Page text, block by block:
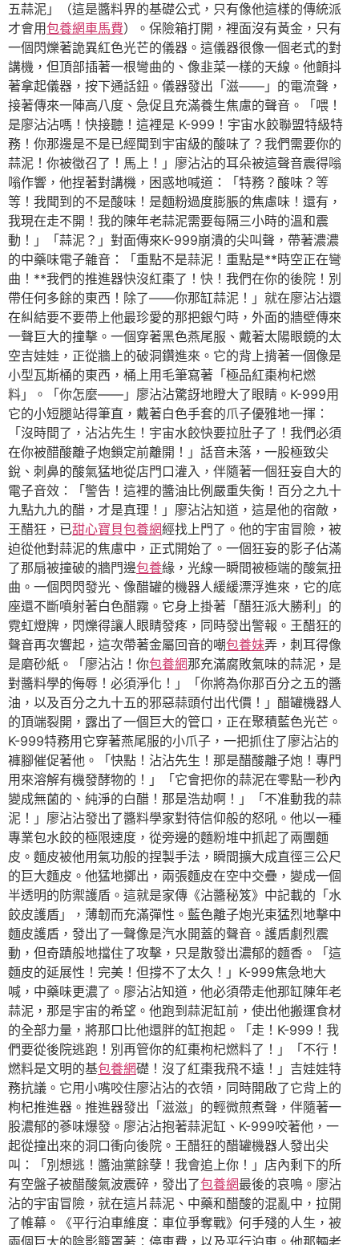
五蒜泥」（這是醬料界的基礎公式，只有像他這樣的傳統派
才會用包養網車馬費）。保險箱打開，裡面沒有黃金，只有
一個閃爍著詭異紅色光芒的儀器。這儀器很像一個老式的對
講機，但頂部插著一根彎曲的、像韭菜一樣的天線。他顫抖
著拿起儀器，按下通話鈕。儀器發出「滋——」的電流聲，
接著傳來一陣高八度、急促且充滿養生焦慮的聲音。「喂！
是廖沾沾嗎！快接聽！這裡是 K-999！宇宙水餃聯盟特級特
務！你那邊是不是已經聞到宇宙級的酸味了？我們需要你的
蒜泥！你被徵召了！馬上！」廖沾沾的耳朵被這聲音震得嗡
嗡作響，他捏著對講機，困惑地喊道：「特務？酸味？等
等！我聞到的不是酸味！是麵粉過度膨脹的焦慮味！還有，
我現在走不開！我的陳年老蒜泥需要每隔三小時的溫和震
動！」「蒜泥？」對面傳來K-999崩潰的尖叫聲，帶著濃濃
的中藥味電子雜音：「重點不是蒜泥！重點是**時空正在彎
曲！**我們的推進器快沒紅棗了！快！我們在你的後院！別
帶任何多餘的東西！除了——你那缸蒜泥！」就在廖沾沾還
在糾結要不要帶上他最珍愛的那把銀勺時，外面的牆壁傳來
一聲巨大的撞擊。一個穿著黑色燕尾服、戴著太陽眼鏡的太
空吉娃娃，正從牆上的破洞鑽進來。它的背上揹著一個像是
小型瓦斯桶的東西，桶上用毛筆寫著「極品紅棗枸杞燃
料」。「你怎麼——」廖沾沾驚訝地瞪大了眼睛。K-999用
它的小短腿站得筆直，戴著白色手套的爪子優雅地一揮：
「沒時間了，沾沾先生！宇宙水餃快要拉肚子了！我們必須
在你被醋酸離子炮鎖定前離開！」話音未落，一股極致尖
銳、刺鼻的酸氣猛地從店門口灌入，伴隨著一個狂妄自大的
電子音效：「警告！這裡的醬油比例嚴重失衡！百分之九十
九點九九的醋，才是真理！」廖沾沾知道，這是他的宿敵，
王醋狂，已甜心寶貝包養網經找上門了。他的宇宙冒險，被
迫從他對蒜泥的焦慮中，正式開始了。一個狂妄的影子佔滿
了那扇被撞破的牆門邊包養緣，光線一瞬間被極端的酸氣扭
曲。一個閃閃發光、像醋罐的機器人緩緩漂浮進來，它的底
座還不斷噴射著白色醋霧。它身上掛著「醋狂派大勝利」的
霓虹燈牌，閃爍得讓人眼睛發疼，同時發出警報。王醋狂的
聲音再次響起，這次帶著金屬回音的嘲包養妹弄，刺耳得像
是磨砂紙。「廖沾沾！你包養網那充滿腐敗氣味的蒜泥，是
對醬料學的侮辱！必須淨化！」「你將為你那百分之五的醬
油，以及百分之九十五的邪惡蒜頭付出代價！」醋罐機器人
的頂端裂開，露出了一個巨大的管口，正在聚積藍色光芒。
K-999特務用它穿著燕尾服的小爪子，一把抓住了廖沾沾的
褲腳催促著他。「快點！沾沾先生！那是醋酸離子炮！專門
用來溶解有機發酵物的！」「它會把你的蒜泥在零點一秒內
變成無菌的、純淨的白醋！那是浩劫啊！」「不准動我的蒜
泥！」廖沾沾發出了醬料學家對待信仰般的怒吼。他以一種
專業包水餃的極限速度，從旁邊的麵粉堆中抓起了兩團麵
皮。麵皮被他用氣功般的捏製手法，瞬間擴大成直徑三公尺
的巨大麵皮。他猛地擲出，兩張麵皮在空中交疊，變成一個
半透明的防禦護盾。這就是家傳《沾醬秘笈》中記載的「水
餃皮護盾」，薄韌而充滿彈性。藍色離子炮光束猛烈地擊中
麵皮護盾，發出了一聲像是汽水開蓋的聲音。護盾劇烈震
動，但奇蹟般地擋住了攻擊，只是散發出濃郁的麵香。「這
麵皮的延展性！完美！但撐不了太久！」K-999焦急地大
喊，中藥味更濃了。廖沾沾知道，他必須帶走他那缸陳年老
蒜泥，那是宇宙的希望。他跑到蒜泥缸前，使出他搬運食材
的全部力量，將那口比他還胖的缸抱起。「走！K-999！我
們要從後院逃跑！別再管你的紅棗枸杞燃料了！」「不行！
燃料是文明的基包養網礎！沒了紅棗我飛不遠！」吉娃娃特
務抗議。它用小嘴咬住廖沾沾的衣領，同時開啟了它背上的
枸杞推進器。推進器發出「滋滋」的輕微煎煮聲，伴隨著一
股濃郁的蔘味爆發。廖沾沾抱著蒜泥缸、K-999咬著他，一
起從撞出來的洞口衝向後院。王醋狂的醋罐機器人發出尖
叫：「別想逃！醬油黨餘孽！我會追上你！」店內剩下的所
有空盤子被醋酸氣波震碎，發出了包養網最後的哀鳴。廖沾
沾的宇宙冒險，就在這片蒜泥、中藥和醋酸的混亂中，拉開
了帷幕。《平行泊車維度：車位爭奪戰》何手殘的人生，被
兩個巨大的陰影籠罩著：停車費，以及平行泊車。他那輛老